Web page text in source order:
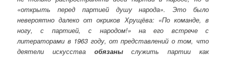
«открыть перед партией душу народа». Это было
невероятно далеко от окриков Хрущёва: «По команде, в
ногу, с партией, с народом!» на его встрече с
литераторами в 1963 году, от представлений о том, что
деятели искусства обязаныслужить партии как